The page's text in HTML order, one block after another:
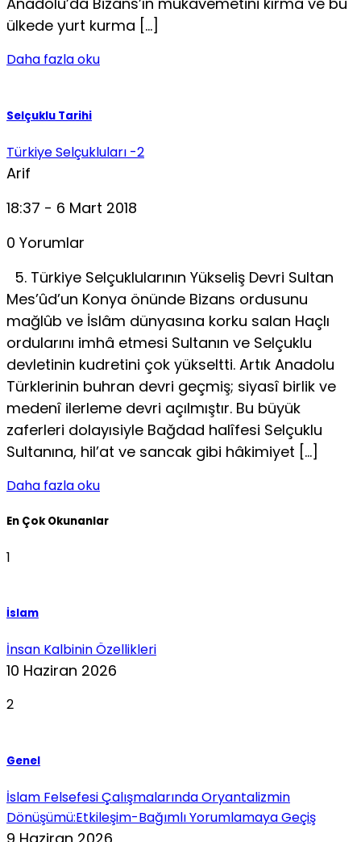
ülkede yurt kurma […]
Daha fazla oku
Selçuklu Tarihi
Türkiye Selçukluları -2
Arif
18:37 - 6 Mart 2018
0 Yorumlar
5. Türkiye Selçuklularının Yükseliş Devri Sultan
Mes’ûd’un Konya önünde Bizans ordusunu
mağlûb ve İslâm dünyasına korku salan Haçlı
ordularını imhâ etmesi Sultanın ve Selçuklu
devletinin kudretini çok yükseltti. Artık Anadolu
Türklerinin buhran devri geçmiş; siyasî birlik ve
medenî ilerleme devri açılmıştır. Bu büyük
zaferleri dolayısiyle Bağdad halîfesi Selçuklu
Sultanına, hil’at ve sancak gibi hâkimiyet […]
Daha fazla oku
En Çok Okunanlar
1
İslam
İnsan Kalbinin Özellikleri
10 Haziran 2026
2
Genel
İslam Felsefesi Çalışmalarında Oryantalizmin
Dönüşümü:Etkileşim-Bağımlı Yorumlamaya Geçiş